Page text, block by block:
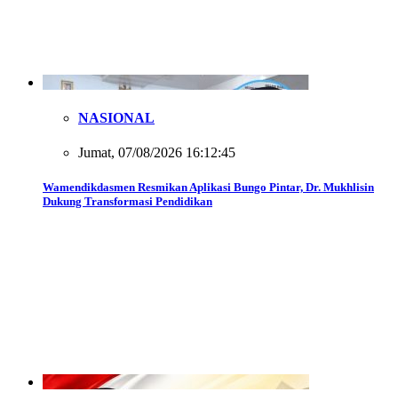
NASIONAL
Jumat, 07/08/2026 16:12:45
Wamendikdasmen Resmikan Aplikasi Bungo Pintar, Dr. Mukhlisin
Dukung Transformasi Pendidikan